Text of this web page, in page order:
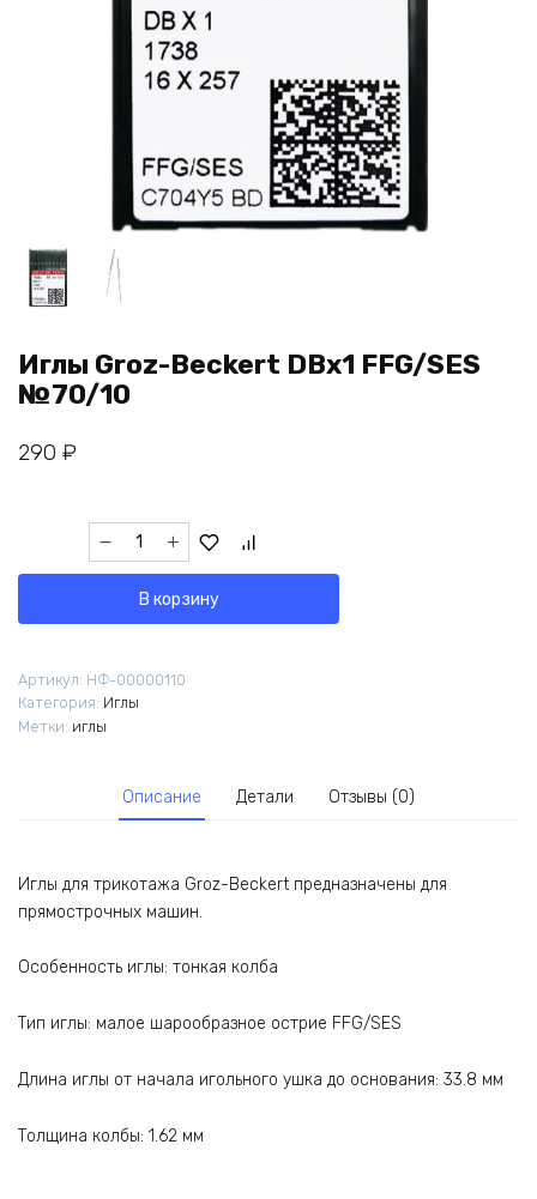
Иглы Groz-Beckert DBx1 FFG/SES
№70/10
290 ₽
Количество
товара
FFG/SES
№70/10
В корзину
Артикул: НФ-00000110
Категория: Иглы
Метки: иглы
Описание Детали Отзывы (0)
Иглы для трикотажа Groz-Beckert предназначены для
прямострочных машин.
Особенность иглы: тонкая колба
Тип иглы: малое шарообразное острие FFG/SES
Длина иглы от начала игольного ушка до основания: 33.8 мм
Толщина колбы: 1.62 мм